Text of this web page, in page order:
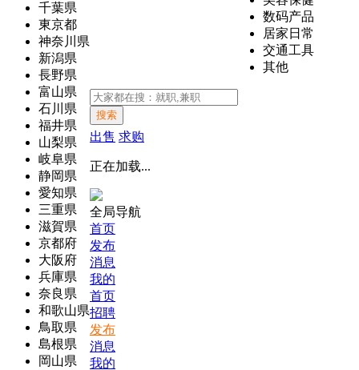
千葉県
東京都
神奈川県
新潟県
長野県
富山県
石川県
福井県
山梨県
岐阜県
静岡県
愛知県
三重県
滋賀県
京都府
大阪府
兵庫県
奈良県
和歌山県
鳥取県
島根県
岡山県
数码产品
居家日常
交通工具
其他
搜索
出售 求购
正在加载...
全局导航
首页
发布
消息
我的
首页
招聘
发布
消息
我的